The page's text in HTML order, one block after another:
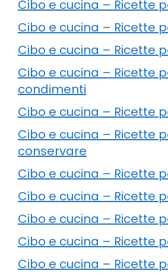
Cibo e cucina – Ricette
Cibo e cucina – Ricette
Cibo e cucina – Ricette
Cibo e cucina – Ricette
condimenti
Cibo e cucina – Ricette
Cibo e cucina – Ricette
conservare
Cibo e cucina – Ricette
Cibo e cucina – Ricette
Cibo e cucina – Ricette
Cibo e cucina – Ricette
Cibo e cucina – Ricette